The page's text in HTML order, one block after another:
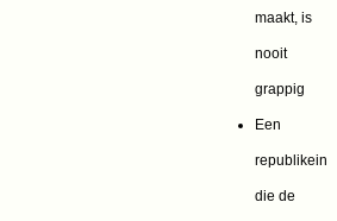
maakt, is
nooit
grappig
Een
republikein
die de